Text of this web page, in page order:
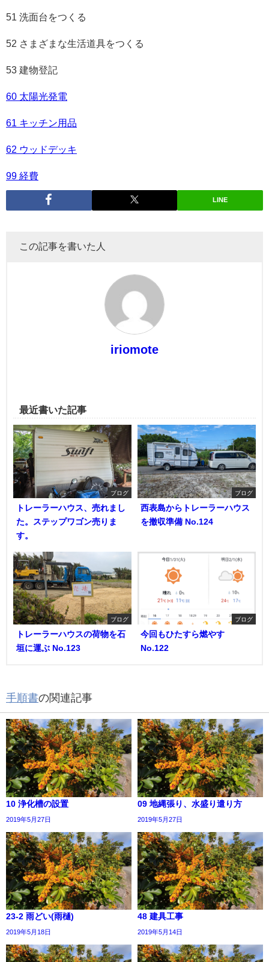
51 洗面台をつくる
52 さまざまな生活道具をつくる
53 建物登記
60 太陽光発電
61 キッチン用品
62 ウッドデッキ
99 経費
LINE
この記事を書いた人
iriomote
最近書いた記事
ブログ
トレーラーハウス、売れまし
た。ステップワゴン売りま
す。
ブログ
西表島からトレーラーハウス
を撤収準備 No.124
ブログ
トレーラーハウスの荷物を石
垣に運ぶ No.123
ブログ
今回もひたすら燃やす
No.122
手順書の関連記事
10 浄化槽の設置
2019年5月27日
09 地縄張り、水盛り遣り方
2019年5月27日
23-2 雨どい(雨樋)
2019年5月18日
48 建具工事
2019年5月14日